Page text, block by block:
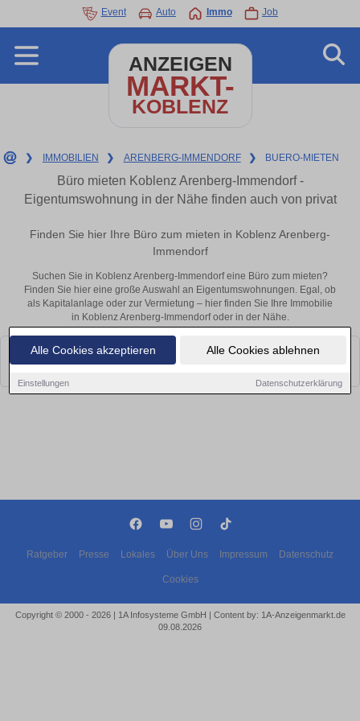
Alle Cookies akzeptieren Alle Cookies ablehnen
Einstellungen Datenschutzerklärung
Event Auto Immo Job
ANZEIGEN
MARKT-
KOBLENZ
❯ IMMOBILIEN ❯ ARENBERG-IMMENDORF ❯ BUERO-MIETEN
Büro mieten Koblenz Arenberg-Immendorf -
Eigentumswohnung in der Nähe finden auch von privat
Finden Sie hier Ihre Büro zum mieten in Koblenz Arenberg-
Immendorf
Suchen Sie in Koblenz Arenberg-Immendorf eine Büro zum mieten?
Finden Sie hier eine große Auswahl an Eigentumswohnungen. Egal, ob
als Kapitalanlage oder zur Vermietung – hier finden Sie Ihre Immobilie
in Koblenz Arenberg-Immendorf oder in der Nähe.
Leider konnten wir derzeit keine passenden Objekte finden. Schauen Sie
bald wieder vorbei!
Ratgeber Presse Lokales Über Uns Impressum Datenschutz
Cookies
Copyright © 2000 - 2026 | 1A Infosysteme GmbH | Content by: 1A-Anzeigenmarkt.de
09.08.2026